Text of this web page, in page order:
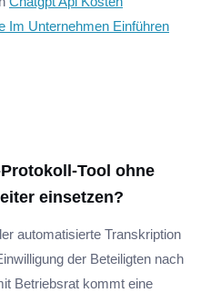
Im Unternehmen Einführen
Tool ohne
einsetzen?
automatisierte Transkription
der Beteiligten nach
Betriebsrat kommt eine